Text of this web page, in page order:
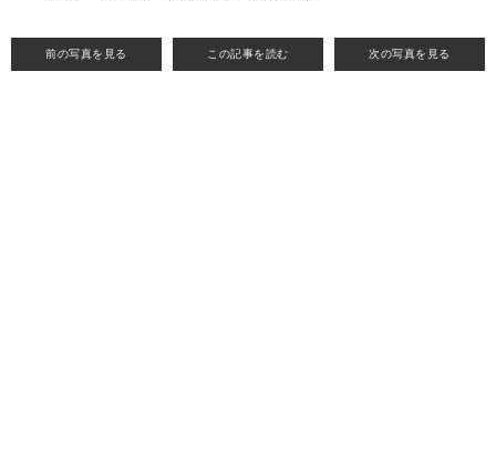
前の写真を見る この記事を読む 次の写真を見る